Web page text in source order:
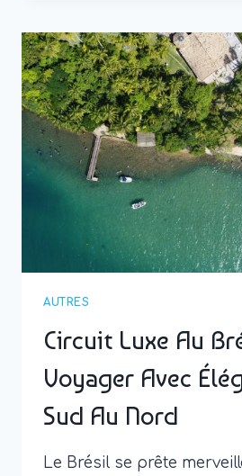
TÉLÉPÉAGE
AUTRES
Circuit Luxe Au
Voyager Avec
Sud Au Nord
Le Brésil se prête